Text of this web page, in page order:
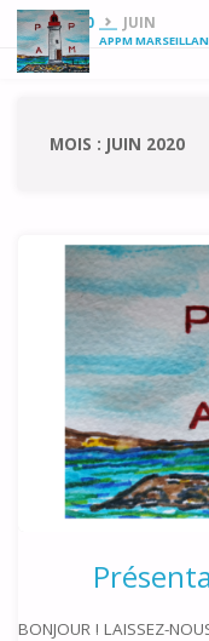
APPM MARSEILLAN
HOME2020 JUIN
MOIS : JUIN 2020
BONJOUR ! LAISSEZ-